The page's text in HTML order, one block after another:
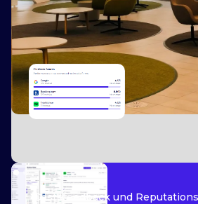
Gästefeedback und
Slide 2 of 2.